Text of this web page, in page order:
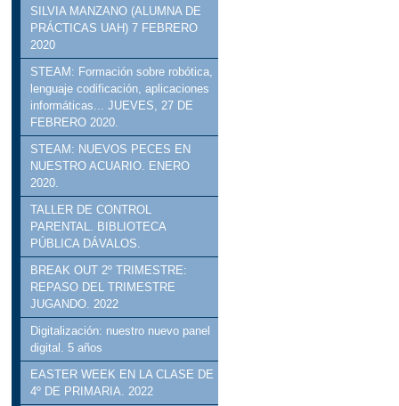
SILVIA MANZANO (ALUMNA DE
PRÁCTICAS UAH) 7 FEBRERO
2020
STEAM: Formación sobre robótica,
lenguaje codificación, aplicaciones
informáticas... JUEVES, 27 DE
FEBRERO 2020.
STEAM: NUEVOS PECES EN
NUESTRO ACUARIO. ENERO
2020.
TALLER DE CONTROL
PARENTAL. BIBLIOTECA
PÚBLICA DÁVALOS.
BREAK OUT 2º TRIMESTRE:
REPASO DEL TRIMESTRE
JUGANDO. 2022
Digitalización: nuestro nuevo panel
digital. 5 años
EASTER WEEK EN LA CLASE DE
4º DE PRIMARIA. 2022